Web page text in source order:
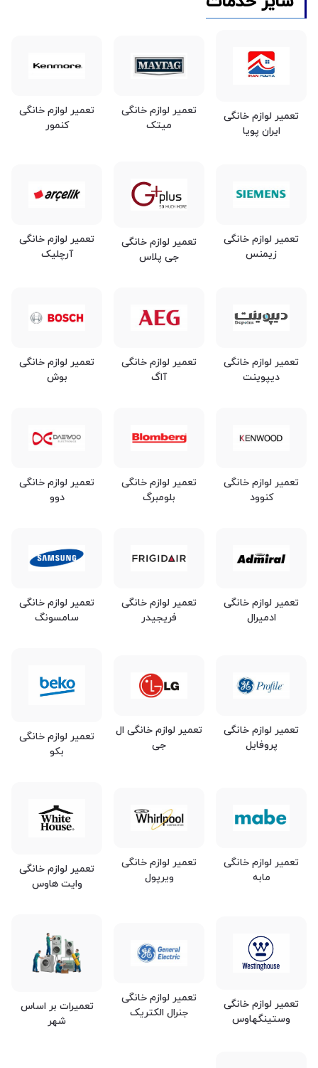
تعمیر لوازم خانگی
ایران پویا
تعمیر لوازم خانگی
میتک
تعمیر لوازم خانگی
کنمور
تعمیر لوازم خانگی
زیمنس
تعمیر لوازم خانگی
جی پلاس
تعمیر لوازم خانگی
آرچلیک
تعمیر لوازم خانگی
دیپوینت
تعمیر لوازم خانگی
آاگ
تعمیر لوازم خانگی
بوش
تعمیر لوازم خانگی
کنوود
تعمیر لوازم خانگی
بلومبرگ
تعمیر لوازم خانگی
دوو
تعمیر لوازم خانگی
ادمیرال
تعمیر لوازم خانگی
فریجیدر
تعمیر لوازم خانگی
سامسونگ
تعمیر لوازم خانگی
پروفایل
تعمیر لوازم خانگی ال
جی
تعمیر لوازم خانگی
بکو
تعمیر لوازم خانگی
مابه
تعمیر لوازم خانگی
ویرپول
تعمیر لوازم خانگی
وایت هاوس
تعمیر لوازم خانگی
وستینگهاوس
تعمیر لوازم خانگی
جنرال الکتریک
تعمیرات بر اساس
شهر